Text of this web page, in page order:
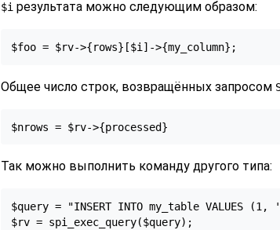
$i результата можно следующим образом:
$foo = $rv->{rows}[$i]->{my_column};
Общее число строк, возвращённых запросом
$nrows = $rv->{processed}
Так можно выполнить команду другого типа:
$query = "INSERT INTO my_table VALUES
$rv = spi_exec_query($query);